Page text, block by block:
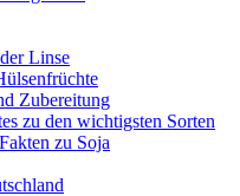
Linse
Zubereitung
zu den wichtigsten Sorten
zu Soja